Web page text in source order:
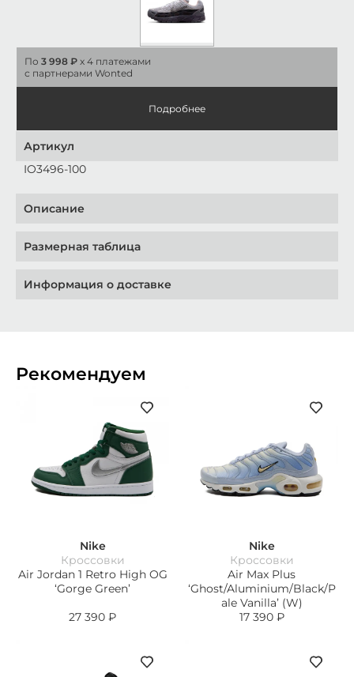
По 3 998 ₽ x 4 платежами
с партнерами Wonted
Подробнее
Артикул
IO3496-100
Описание
Размерная таблица
Информация о доставке
Рекомендуем
Nike
Кроссовки
Air Jordan 1 Retro High OG
‘Gorge Green’
27 390 ₽
Nike
Кроссовки
Air Max Plus
‘Ghost/Aluminium/Black/P
ale Vanilla’ (W)
17 390 ₽